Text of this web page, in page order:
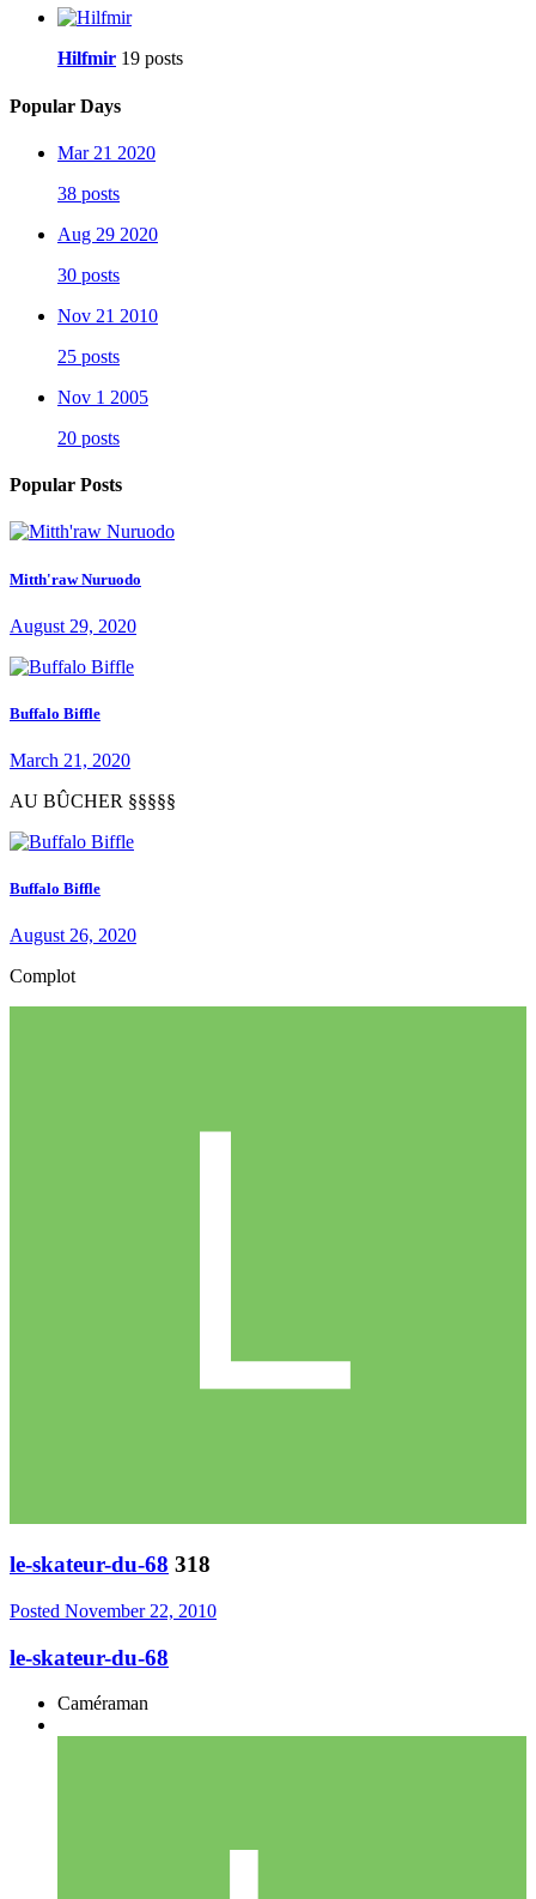
Hilfmir 19 posts
Popular Days
Mar 21 2020
38 posts
Aug 29 2020
30 posts
Nov 21 2010
25 posts
Nov 1 2005
20 posts
Popular Posts
Mitth'raw Nuruodo
August 29, 2020
Buffalo Biffle
March 21, 2020
AU BÛCHER §§§§§
Buffalo Biffle
August 26, 2020
Complot
le-skateur-du-68 318
Posted November 22, 2010
le-skateur-du-68
Caméraman